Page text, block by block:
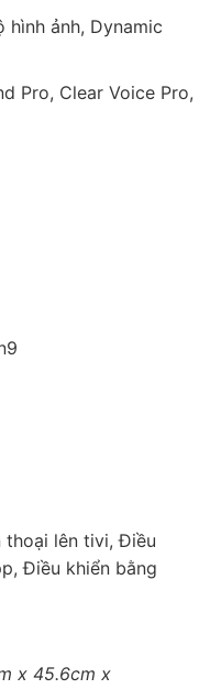
hình ảnh, Dynamic
Pro, Clear Voice Pro,
thoại lên tivi, Điều
Điều khiển bằng
x 45.6cm x